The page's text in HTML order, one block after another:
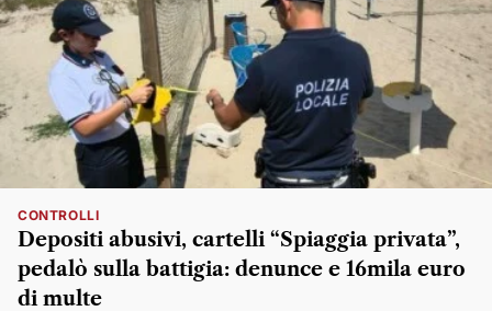
CONTROLLI
Depositi abusivi, cartelli “Spiaggia privata”,
pedalò sulla battigia: denunce e 16mila euro
di multe